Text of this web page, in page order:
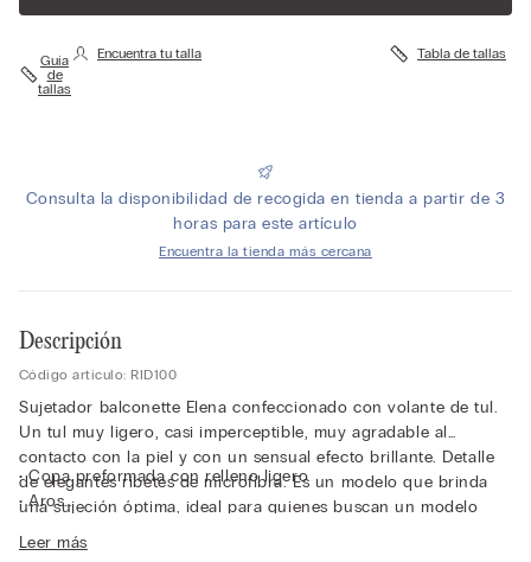
Guía
de
tallas
Encuentra tu talla Tabla de tallas
Consulta la disponibilidad de recogida en tienda a partir de 3
horas para este artículo
Encuentra la tienda más cercana
Descripción
Código artículo: RID100
Sujetador balconette Elena confeccionado con volante de tul.
Un tul muy ligero, casi imperceptible, muy agradable al
contacto con la piel y con un sensual efecto brillante. Detalle
de elegantes ribetes de microfibra. Es un modelo que brinda
una sujeción óptima, ideal para quienes buscan un modelo
cómodo y femenino.
• Copa preformada con relleno ligero
• Aros
• Tirantes ajustables en la parte trasera
Leer más